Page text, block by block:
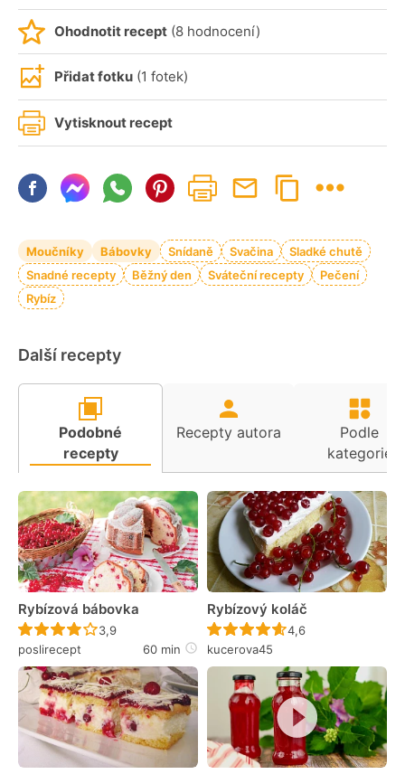
Ohodnotit recept (8 hodnocení)
Přidat fotku (1 fotek)
Vytisknout recept
Moučníky Bábovky Snídaně Svačina
Sladké chutě
Snadné recepty
Běžný den Sváteční recepty
Pečení
Rybíz
Další recepty
Podobné
recepty
Recepty autora
Podle
kategorie
Rybízová bábovka
Recept ještě nebyl hodnocen
3,9
poslirecept
60 min
Rybízový koláč
Recept ještě nebyl
4,6
kucerova45